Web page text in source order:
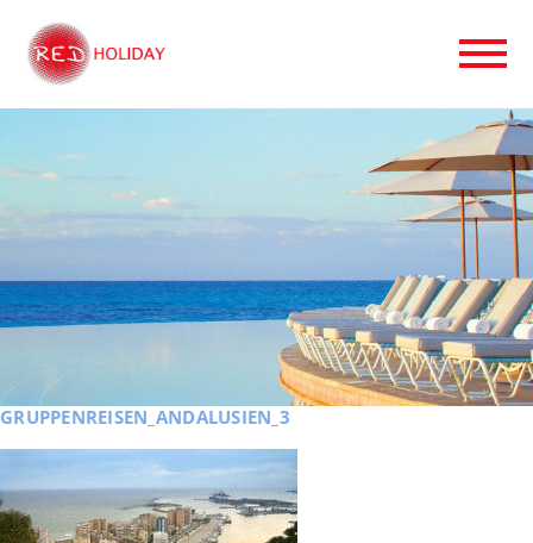
GRUPPENREISEN_ANDALUSIEN_3